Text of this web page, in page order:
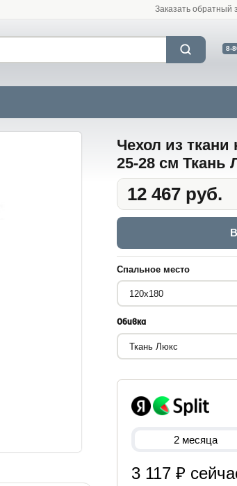
Заказать обратный
8-
Чехол из
25-28 см Ткань
12 467 руб.
Спальное место
Обивка
2 месяца
3 117 ₽